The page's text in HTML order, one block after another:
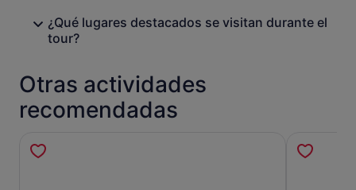
¿Qué lugares destacados se visitan durante el
tour?
Otras actividades
recomendadas